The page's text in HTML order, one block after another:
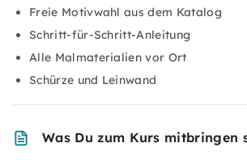
Freie Motivwahl aus dem Katalog
Schritt-für-Schritt-Anleitung
Alle Malmaterialien vor Ort
Schürze und Leinwand
Was Du zum Kurs mitbringen